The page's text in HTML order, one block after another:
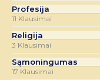
Profesija
11 Klausimai
Religija
3 Klausimai
Sąmoningumas
17 Klausimai